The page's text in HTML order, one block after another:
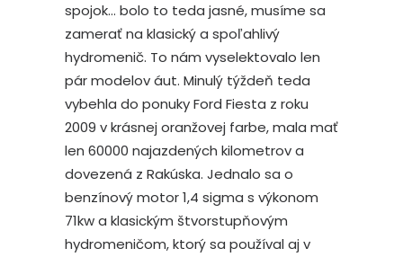
spojok… bolo to teda jasné, musíme sa
zamerať na klasický a spoľahlivý
hydromenič. To nám vyselektovalo len
pár modelov áut. Minulý týždeň teda
vybehla do ponuky Ford Fiesta z roku
2009 v krásnej oranžovej farbe, mala mať
len 60000 najazdených kilometrov a
dovezená z Rakúska. Jednalo sa o
benzínový motor 1,4 sigma s výkonom
71kw a klasickým štvorstupňovým
hydromeničom, ktorý sa používal aj v